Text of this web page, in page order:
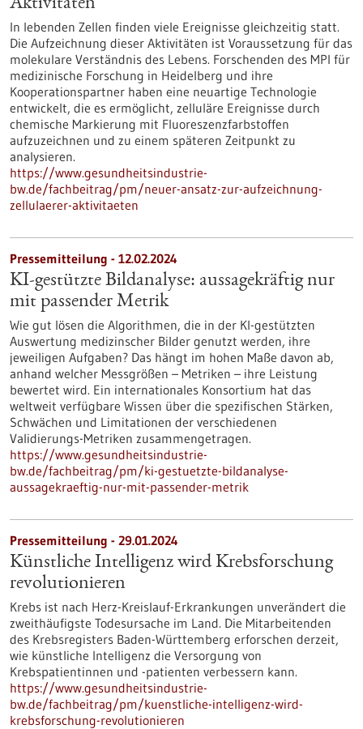
Aktivitäten
In lebenden Zellen finden viele Ereignisse gleichzeitig statt.
Die Aufzeichnung dieser Aktivitäten ist Voraussetzung für das
molekulare Verständnis des Lebens. Forschenden des MPI für
medizinische Forschung in Heidelberg und ihre
Kooperationspartner haben eine neuartige Technologie
entwickelt, die es ermöglicht, zelluläre Ereignisse durch
chemische Markierung mit Fluoreszenzfarbstoffen
aufzuzeichnen und zu einem späteren Zeitpunkt zu
analysieren.
https://www.gesundheitsindustrie-
bw.de/fachbeitrag/pm/neuer-ansatz-zur-aufzeichnung-
zellulaerer-aktivitaeten
Pressemitteilung - 12.02.2024
KI-gestützte Bildanalyse: aussagekräftig nur
mit passender Metrik
Wie gut lösen die Algorithmen, die in der KI-gestützten
Auswertung medizinscher Bilder genutzt werden, ihre
jeweiligen Aufgaben? Das hängt im hohen Maße davon ab,
anhand welcher Messgrößen – Metriken – ihre Leistung
bewertet wird. Ein internationales Konsortium hat das
weltweit verfügbare Wissen über die spezifischen Stärken,
Schwächen und Limitationen der verschiedenen
Validierungs-Metriken zusammengetragen.
https://www.gesundheitsindustrie-
bw.de/fachbeitrag/pm/ki-gestuetzte-bildanalyse-
aussagekraeftig-nur-mit-passender-metrik
Pressemitteilung - 29.01.2024
Künstliche Intelligenz wird Krebsforschung
revolutionieren
Krebs ist nach Herz-Kreislauf-Erkrankungen unverändert die
zweithäufigste Todesursache im Land. Die Mitarbeitenden
des Krebsregisters Baden-Württemberg erforschen derzeit,
wie künstliche Intelligenz die Versorgung von
Krebspatientinnen und -patienten verbessern kann.
https://www.gesundheitsindustrie-
bw.de/fachbeitrag/pm/kuenstliche-intelligenz-wird-
krebsforschung-revolutionieren